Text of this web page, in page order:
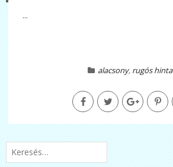
...
alacsony, rugós hinta
Keresés: